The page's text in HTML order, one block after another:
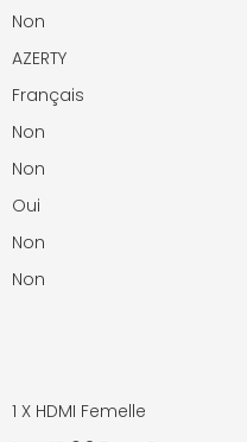
Non
AZERTY
Français
Non
Non
Oui
Non
Non
1 X HDMI Femelle